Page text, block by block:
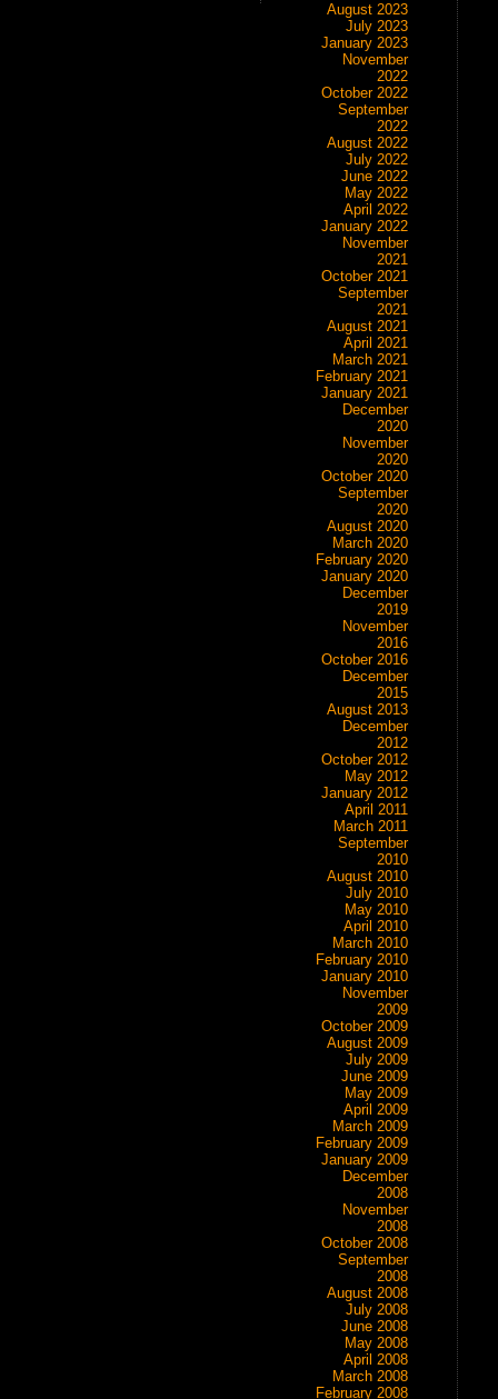
August 2023
July 2023
January 2023
November
2022
October 2022
September
2022
August 2022
July 2022
June 2022
May 2022
April 2022
January 2022
November
2021
October 2021
September
2021
August 2021
April 2021
March 2021
February 2021
January 2021
December
2020
November
2020
October 2020
September
2020
August 2020
March 2020
February 2020
January 2020
December
2019
November
2016
October 2016
December
2015
August 2013
December
2012
October 2012
May 2012
January 2012
April 2011
March 2011
September
2010
August 2010
July 2010
May 2010
April 2010
March 2010
February 2010
January 2010
November
2009
October 2009
August 2009
July 2009
June 2009
May 2009
April 2009
March 2009
February 2009
January 2009
December
2008
November
2008
October 2008
September
2008
August 2008
July 2008
June 2008
May 2008
April 2008
March 2008
February 2008